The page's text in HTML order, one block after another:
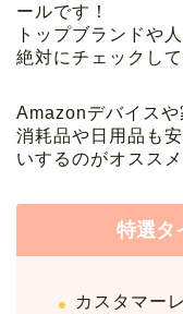
ールです！
トップブランドや
絶対にチェックし
Amazonデバイス
消耗品や日用品も
いするのがオススメ
特選タ
カスタマー